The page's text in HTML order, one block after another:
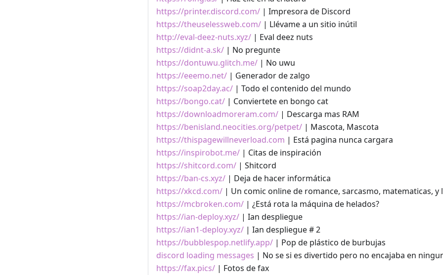
https://printer.discord.com/ | Impresora de Discord
https://theuselessweb.com/ | Llévame a un sitio inútil
http://eval-deez-nuts.xyz/ | Eval deez nuts
https://didnt-a.sk/ | No pregunte
https://dontuwu.glitch.me/ | No uwu
https://eeemo.net/ | Generador de zalgo
https://soap2day.ac/ | Todo el contenido del mundo
https://bongo.cat/ | Conviertete en bongo cat
https://downloadmoreram.com/ | Descarga mas RAM
https://benisland.neocities.org/petpet/ | Mascota, Mascota
https://thispagewillneverload.com | Está pagina nunca cargara
https://inspirobot.me/ | Citas de inspiración
https://shitcord.com/ | Shitcord
https://ban-cs.xyz/ | Deja de hacer informática
https://xkcd.com/ | Un comic online de romance, sarcasmo, matematicas, y
https://mcbroken.com/ | ¿Está rota la máquina de helados?
https://ian-deploy.xyz/ | Ian despliegue
https://ian1-deploy.xyz/ | Ian despliegue # 2
https://bubblespop.netlify.app/ | Pop de plástico de burbujas
discord loading messages | No se si es divertido pero no encajaba en
https://fax.pics/ | Fotos de fax